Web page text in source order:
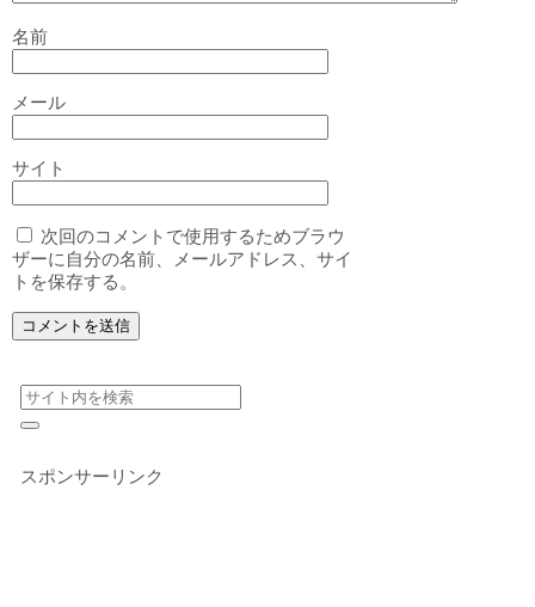
名前
メール
サイト
次回のコメントで使用するためブラウ
ザーに自分の名前、メールアドレス、サイ
トを保存する。
スポンサーリンク